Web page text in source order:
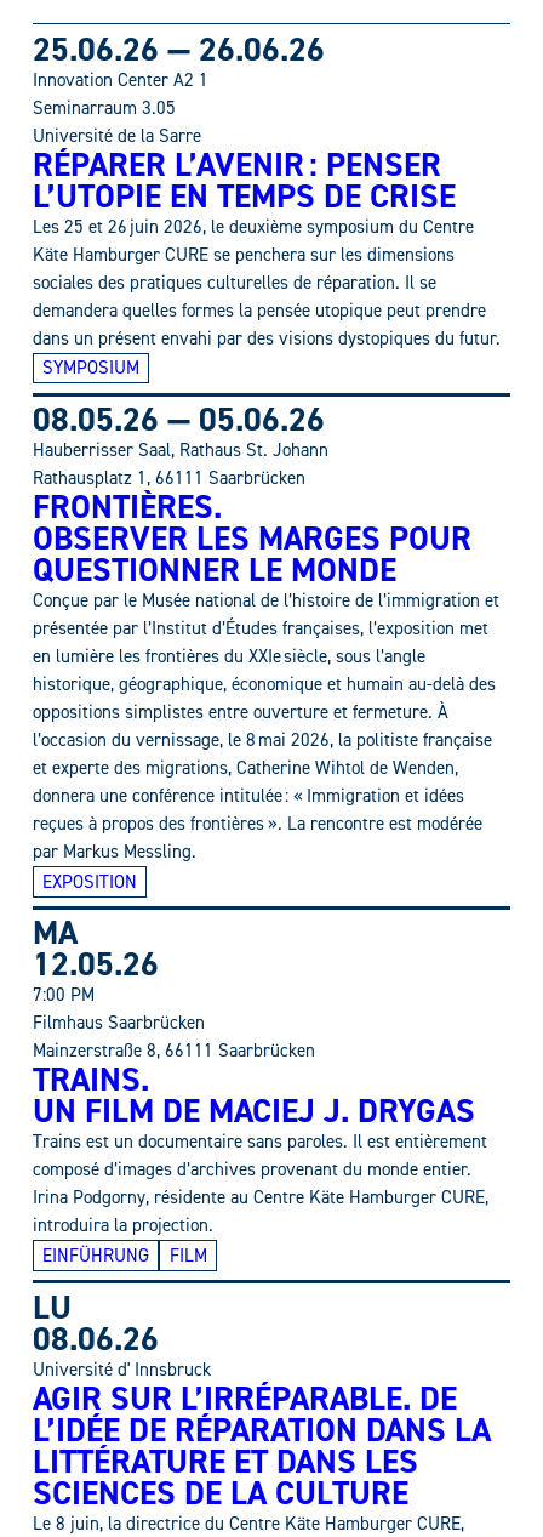
25.06.26 — 26.06.26
Innovation Center A2 1
Seminarraum 3.05
Université de la Sarre
RÉPARER L’AVENIR : PENSER
L’UTOPIE EN TEMPS DE CRISE
Les 25 et 26 juin 2026, le deuxième symposium du Centre
Käte Hamburger CURE se penchera sur les dimensions
sociales des pratiques culturelles de réparation. Il se
demandera quelles formes la pensée utopique peut prendre
dans un présent envahi par des visions dystopiques du futur.
SYMPOSIUM
08.05.26 — 05.06.26
Hauberrisser Saal, Rathaus St. Johann
Rathausplatz 1, 66111 Saarbrücken
FRONTIÈRES.
OBSERVER LES MARGES POUR
QUESTIONNER LE MONDE
Conçue par le Musée national de l’histoire de l’immigration et
présentée par l’Institut d’Études françaises, l’exposition met
en lumière les frontières du XXIe siècle, sous l’angle
historique, géographique, économique et humain au-delà des
oppositions simplistes entre ouverture et fermeture. À
l’occasion du vernissage, le 8 mai 2026, la politiste française
et experte des migrations, Catherine Wihtol de Wenden,
donnera une conférence intitulée : « Immigration et idées
reçues à propos des frontières ». La rencontre est modérée
par Markus Messling.
EXPOSITION
MA
12.05.26
7:00 PM
Filmhaus Saarbrücken
Mainzerstraße 8, 66111 Saarbrücken
TRAINS.
UN FILM DE MACIEJ J. DRYGAS
Trains est un documentaire sans paroles. Il est entièrement
composé d’images d’archives provenant du monde entier.
Irina Podgorny, résidente au Centre Käte Hamburger CURE,
introduira la projection.
EINFÜHRUNG
FILM
LU
08.06.26
Université d' Innsbruck
AGIR SUR L’IRRÉPARABLE. DE
L’IDÉE DE RÉPARATION DANS LA
LITTÉRATURE ET DANS LES
SCIENCES DE LA CULTURE
Le 8 juin, la directrice du Centre Käte Hamburger CURE,